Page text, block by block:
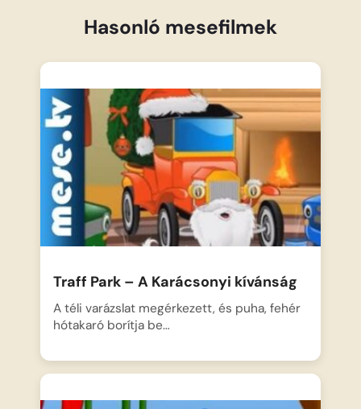
Hasonló mesefilmek
Traff Park – A Karácsonyi kívánság
A téli varázslat megérkezett, és puha, fehér
hótakaró borítja be…